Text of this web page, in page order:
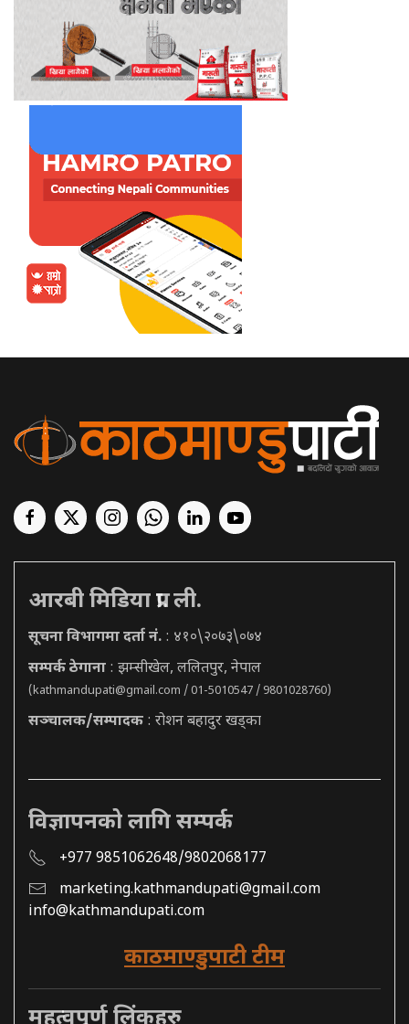
आरबी मिडिया प्रा. ली.
सूचना विभागमा दर्ता नं. : ४१०\२०७३\०७४
सम्पर्क ठेगाना : झम्सीखेल, ललितपुर, नेपाल
(kathmandupati@gmail.com / 01-5010547 / 9801028760)
सञ्चालक/सम्पादक : रोशन बहादुर खड्का
विज्ञापनको लागि सम्पर्क
+977 9851062648/9802068177
marketing.kathmandupati@gmail.com
info@kathmandupati.com
काठमाण्डुपाटी टीम